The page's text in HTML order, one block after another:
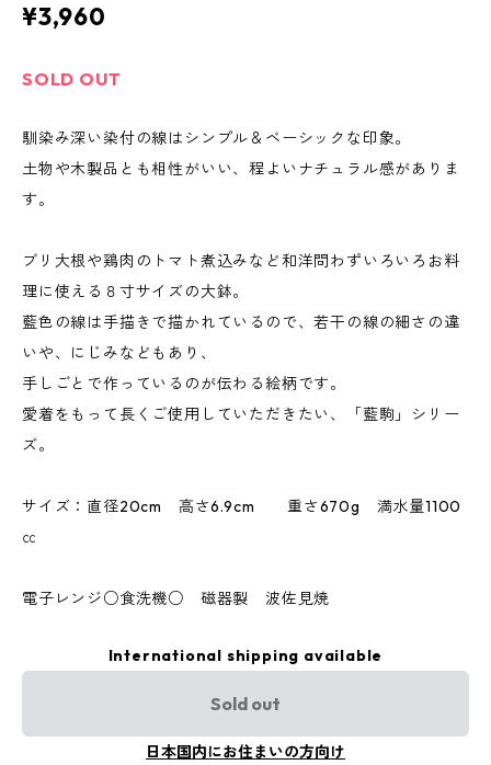
¥3,960
SOLD OUT
馴染み深い染付の線はシンプル＆ベーシックな印象。
土物や木製品とも相性がいい、程よいナチュラル感がありま
す。
ブリ大根や鶏肉のトマト煮込みなど和洋問わずいろいろお料
理に使える８寸サイズの大鉢。
藍色の線は手描きで描かれているので、若干の線の細さの違
いや、にじみなどもあり、
手しごとで作っているのが伝わる絵柄です。
愛着をもって長くご使用していただきたい、「藍駒」シリー
ズ。
サイズ：直径20cm 高さ6.9cm 重さ670g 満水量1100
㏄
電子レンジ○食洗機○ 磁器製 波佐見焼
International shipping available
Sold out
日本国内にお住まいの方向け